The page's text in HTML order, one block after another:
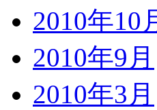
2010年10
2010年9月
2010年3月